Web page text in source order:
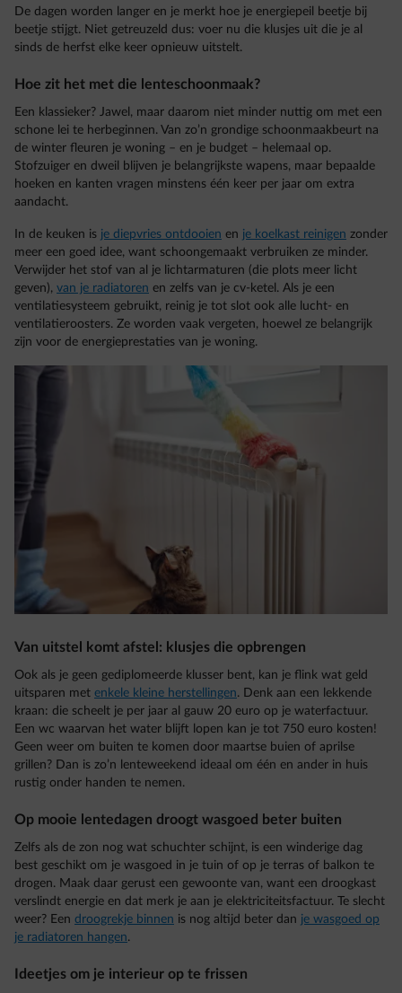
De dagen worden langer en je merkt hoe je energiepeil beetje bij
beetje stijgt. Niet getreuzeld dus: voer nu die klusjes uit die je al
sinds de herfst elke keer opnieuw uitstelt.
Hoe zit het met die lenteschoonmaak?
Een klassieker? Jawel, maar daarom niet minder nuttig om met een
schone lei te herbeginnen. Van zo’n grondige schoonmaakbeurt na
de winter fleuren je woning – en je budget – helemaal op.
Stofzuiger en dweil blijven je belangrijkste wapens, maar bepaalde
hoeken en kanten vragen minstens één keer per jaar om extra
aandacht.
In de keuken is je diepvries ontdooien en je koelkast reinigen zonder
meer een goed idee, want schoongemaakt verbruiken ze minder.
Verwijder het stof van al je lichtarmaturen (die plots meer licht
geven), van je radiatoren en zelfs van je cv-ketel. Als je een
ventilatiesysteem gebruikt, reinig je tot slot ook alle lucht- en
ventilatieroosters. Ze worden vaak vergeten, hoewel ze belangrijk
zijn voor de energieprestaties van je woning.
Van uitstel komt afstel: klusjes die opbrengen
Ook als je geen gediplomeerde klusser bent, kan je flink wat geld
uitsparen met enkele kleine herstellingen. Denk aan een lekkende
kraan: die scheelt je per jaar al gauw 20 euro op je waterfactuur.
Een wc waarvan het water blijft lopen kan je tot 750 euro kosten!
Geen weer om buiten te komen door maartse buien of aprilse
grillen? Dan is zo’n lenteweekend ideaal om één en ander in huis
rustig onder handen te nemen.
Op mooie lentedagen droogt wasgoed beter buiten
Zelfs als de zon nog wat schuchter schijnt, is een winderige dag
best geschikt om je wasgoed in je tuin of op je terras of balkon te
drogen. Maak daar gerust een gewoonte van, want een droogkast
verslindt energie en dat merk je aan je elektriciteitsfactuur. Te slecht
weer? Een droogrekje binnen is nog altijd beter dan je wasgoed op
je radiatoren hangen.
Ideetjes om je interieur op te frissen